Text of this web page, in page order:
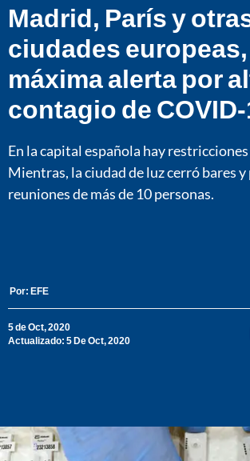
Madrid, París y
ciudades
máxima alerta por
contagio de
En la capital española hay
Mientras, la ciudad de luz cerró bares
reuniones de más de 10 personas.
Por: EFE
5 de Oct, 2020
Actualizado: 5 De Oct, 2020